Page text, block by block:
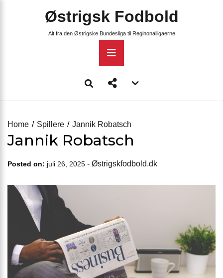
Østrigsk Fodbold
Alt fra den Østrigske Bundesliga til Reginonalligaerne
Primary
Menu
menu
Home
Spillere Jannik Robatsch
Jannik Robatsch
Posted on: juli 26, 2025 - Østrigskfodbold.dk